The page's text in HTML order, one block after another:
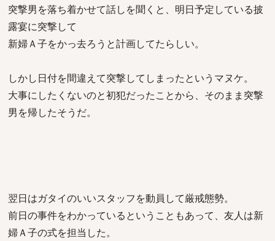
突撃男を落ち着かせて話しを聞くと、明日予定している披
露宴に突撃して
新婦Ａ子をかっ去ろうと計画してたらしい。
しかし日付を間違えて突撃してしまったというマヌケ。
大事にしたくないのと初犯だったことから、そのまま突撃
男を帰したそうだ。
翌日はガタイのいいスタッフを動員して厳戒態勢。
前日の事件をわかっているということもあって、友人は新
婦Ａ子の式を担当した。